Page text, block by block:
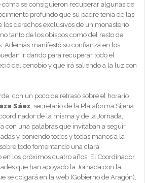
cómo se consiguieron recuperar algunas de
profundo que su padre tenía de las
los derechos exclusivos de un monasterio
tanto de los obispos como del resto de
Además manifestó su confianza en los
ir dando para recuperar todo el
del cenobio y que irá saliendo a la luz con
con un poco de retraso sobre el horario
Sáez, secretario de la Plataforma Sijena
de la misma y de la Jornada,
con una palabras que invitaban a seguir
y poniendo todos y todas manos a la
todo fomentando una clara
los próximos cuatro años. El Coordinador
que han apoyado la Jornada con la
se colgará en la web (Gobierno de Aragón),